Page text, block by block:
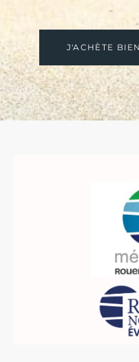
J'ACHÈTE